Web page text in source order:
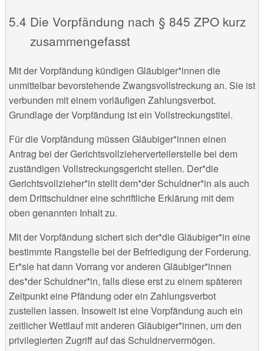
Die Vorpfändung nach § 845 ZPO kurz
zusammengefasst
Mit der Vorpfändung kündigen Gläubiger*innen die
unmittelbar bevorstehende Zwangsvollstreckung an. Sie ist
verbunden mit einem vorläufigen Zahlungsverbot.
Grundlage der Vorpfändung ist ein Vollstreckungstitel.
Für die Vorpfändung müssen Gläubiger*innen einen
Antrag bei der Gerichtsvollzieherverteilerstelle bei dem
zuständigen Vollstreckungsgericht stellen. Der*die
Gerichtsvollzieher*in stellt dem*der Schuldner*in als auch
dem Drittschuldner eine schriftliche Erklärung mit dem
oben genannten Inhalt zu.
Mit der Vorpfändung sichert sich der*die Gläubiger*in eine
bestimmte Rangstelle bei der Befriedigung der Forderung.
Er*sie hat dann Vorrang vor anderen Gläubiger*innen
des*der Schuldner*in, falls diese erst zu einem späteren
Zeitpunkt eine Pfändung oder ein Zahlungsverbot
zustellen lassen. Insoweit ist eine Vorpfändung auch ein
zeitlicher Wettlauf mit anderen Gläubiger*innen, um den
privilegierten Zugriff auf das Schuldnervermögen.